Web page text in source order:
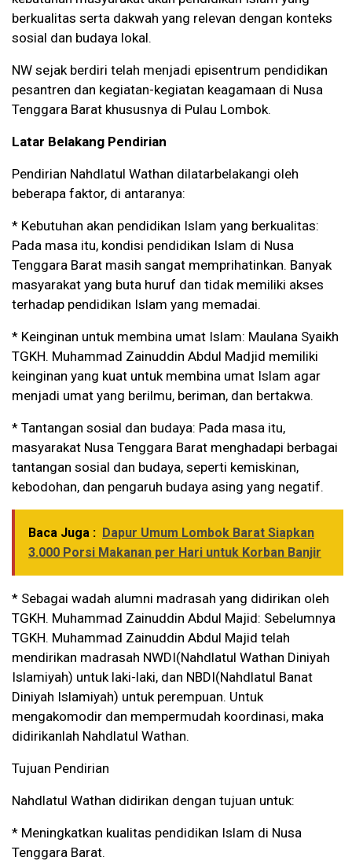
berkualitas serta dakwah yang relevan dengan konteks
sosial dan budaya lokal.
NW sejak berdiri telah menjadi episentrum pendidikan
pesantren dan kegiatan-kegiatan keagamaan di Nusa
Tenggara Barat khususnya di Pulau Lombok.
Latar Belakang Pendirian
Pendirian Nahdlatul Wathan dilatarbelakangi oleh
beberapa faktor, di antaranya:
* Kebutuhan akan pendidikan Islam yang berkualitas:
Pada masa itu, kondisi pendidikan Islam di Nusa
Tenggara Barat masih sangat memprihatinkan. Banyak
masyarakat yang buta huruf dan tidak memiliki akses
terhadap pendidikan Islam yang memadai.
* Keinginan untuk membina umat Islam: Maulana Syaikh
TGKH. Muhammad Zainuddin Abdul Madjid memiliki
keinginan yang kuat untuk membina umat Islam agar
menjadi umat yang berilmu, beriman, dan bertakwa.
* Tantangan sosial dan budaya: Pada masa itu,
masyarakat Nusa Tenggara Barat menghadapi berbagai
tantangan sosial dan budaya, seperti kemiskinan,
kebodohan, dan pengaruh budaya asing yang negatif.
Baca Juga : Dapur Umum Lombok Barat Siapkan
3.000 Porsi Makanan per Hari untuk Korban Banjir
* Sebagai wadah alumni madrasah yang didirikan oleh
TGKH. Muhammad Zainuddin Abdul Majid: Sebelumnya
TGKH. Muhammad Zainuddin Abdul Majid telah
mendirikan madrasah NWDI(Nahdlatul Wathan Diniyah
Islamiyah) untuk laki-laki, dan NBDI(Nahdlatul Banat
Diniyah Islamiyah) untuk perempuan. Untuk
mengakomodir dan mempermudah koordinasi, maka
didirikanlah Nahdlatul Wathan.
Tujuan Pendirian
Nahdlatul Wathan didirikan dengan tujuan untuk:
* Meningkatkan kualitas pendidikan Islam di Nusa
Tenggara Barat.